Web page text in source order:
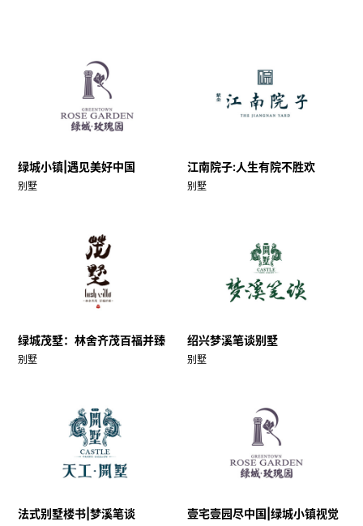
绿城小镇|遇见美好中国
别墅
江南院子:人生有院不胜欢
别墅
绿城茂墅：林舍齐茂百福并臻
别墅
绍兴梦溪笔谈别墅
别墅
法式别墅楼书|梦溪笔谈 壹宅壹园尽中国|绿城小镇视觉